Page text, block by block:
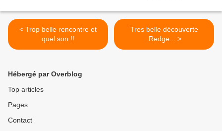
< Trop belle rencontre et
quel son !!
Tres belle découverte
.Redge... >
Hébergé par Overblog
Top articles
Pages
Contact